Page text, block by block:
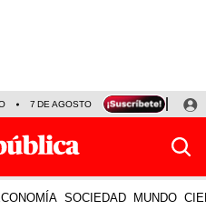
7 DE AGOSTO TINKA RESULTADOS
SOCIEDAD MUNDO